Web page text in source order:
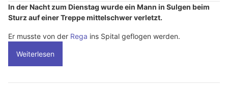
In der Nacht zum Dienstag wurde ein Mann in Sulgen beim
Sturz auf einer Treppe mittelschwer verletzt.
Er musste von der Rega ins Spital geflogen werden.
Weiterlesen